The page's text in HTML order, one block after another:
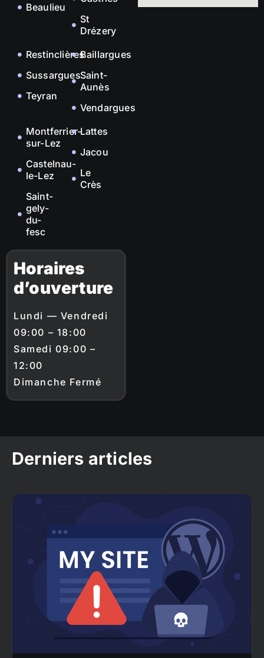
Beaulieu
St
Drézery
Restinclières
Sussargues
Teyran
Baillargues
Saint-
Aunès
Vendargues
Montferrier-
sur-Lez
Castelnau-
le-Lez
Saint-
gely-
du-
fesc
Lattes
Jacou
Le
Crès
Horaires
d’ouverture
Lundi — Vendredi
09:00 – 18:00
Samedi 09:00 –
12:00
Dimanche Fermé
Derniers articles